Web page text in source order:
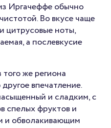
Иргачеффе обычно
Во вкусе чаще
цитрусовые ноты,
а послевкусие
же региона
впечатление.
и сладким, с
спелых фруктов и
и обволакивающим